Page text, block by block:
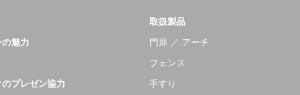
魅力
プレゼン協力
取扱製品
門扉 ／ アーチ
フェンス
手すり